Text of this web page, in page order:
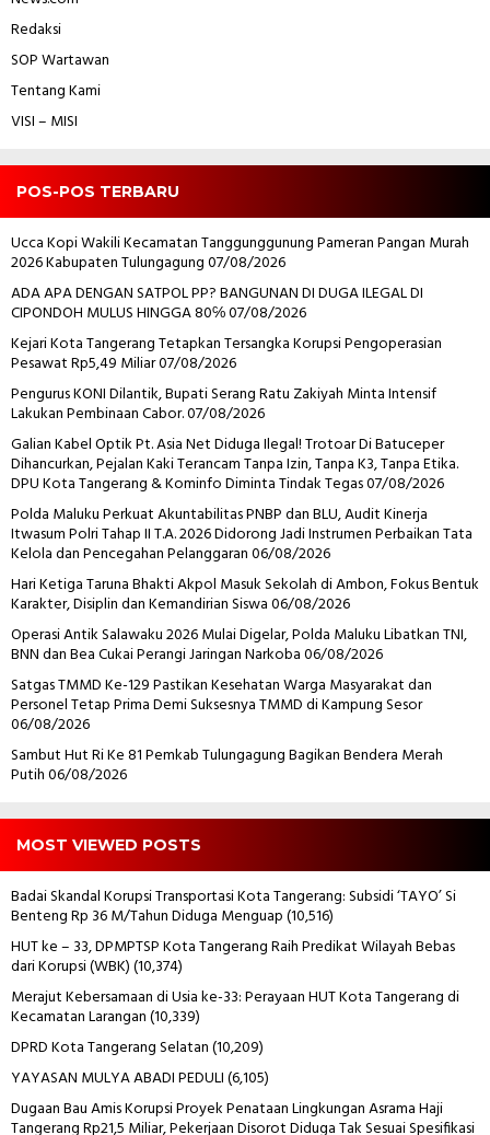
Redaksi
SOP Wartawan
Tentang Kami
VISI – MISI
POS-POS TERBARU
Ucca Kopi Wakili Kecamatan Tanggunggunung Pameran Pangan Murah
2026 Kabupaten Tulungagung07/08/2026
ADA APA DENGAN SATPOL PP? BANGUNAN DI DUGA ILEGAL DI
CIPONDOH MULUS HINGGA 80℅07/08/2026
Kejari Kota Tangerang Tetapkan Tersangka Korupsi Pengoperasian
Pesawat Rp5,49 Miliar07/08/2026
Pengurus KONI Dilantik, Bupati Serang Ratu Zakiyah Minta Intensif
Lakukan Pembinaan Cabor.07/08/2026
Galian Kabel Optik Pt. Asia Net Diduga Ilegal! Trotoar Di Batuceper
Dihancurkan, Pejalan Kaki Terancam Tanpa Izin, Tanpa K3, Tanpa Etika.
DPU Kota Tangerang & Kominfo Diminta Tindak Tegas07/08/2026
Polda Maluku Perkuat Akuntabilitas PNBP dan BLU, Audit Kinerja
Itwasum Polri Tahap II T.A. 2026 Didorong Jadi Instrumen Perbaikan Tata
Kelola dan Pencegahan Pelanggaran06/08/2026
Hari Ketiga Taruna Bhakti Akpol Masuk Sekolah di Ambon, Fokus Bentuk
Karakter, Disiplin dan Kemandirian Siswa06/08/2026
Operasi Antik Salawaku 2026 Mulai Digelar, Polda Maluku Libatkan TNI,
BNN dan Bea Cukai Perangi Jaringan Narkoba06/08/2026
Satgas TMMD Ke-129 Pastikan Kesehatan Warga Masyarakat dan
Personel Tetap Prima Demi Suksesnya TMMD di Kampung Sesor
06/08/2026
Sambut Hut Ri Ke 81 Pemkab Tulungagung Bagikan Bendera Merah
Putih06/08/2026
MOST VIEWED POSTS
Badai Skandal Korupsi Transportasi Kota Tangerang: Subsidi ‘TAYO’ Si
Benteng Rp 36 M/Tahun Diduga Menguap(10,516)
HUT ke – 33, DPMPTSP Kota Tangerang Raih Predikat Wilayah Bebas
dari Korupsi (WBK)(10,374)
Merajut Kebersamaan di Usia ke-33: Perayaan HUT Kota Tangerang di
Kecamatan Larangan(10,339)
DPRD Kota Tangerang Selatan(10,209)
YAYASAN MULYA ABADI PEDULI(6,105)
Dugaan Bau Amis Korupsi Proyek Penataan Lingkungan Asrama Haji
Tangerang Rp21,5 Miliar, Pekerjaan Disorot Diduga Tak Sesuai Spesifikasi